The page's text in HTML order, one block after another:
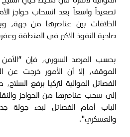
تصعيداً واسعاً بعد انسحاب حواجز
الخلافات بين عناصرها من جهة،
صاحبة النفوذ الأكبر في المنطقة
بحسب المرصد السوري، فإن “الأمن
الموقف، إلا أن الأمور خرجت عن
الفصائل الموالية لتركيا برفع
إلى سحب عناصرها من الحواجز
الباب أمام الفصائل لبدء جولة
والعسكري".